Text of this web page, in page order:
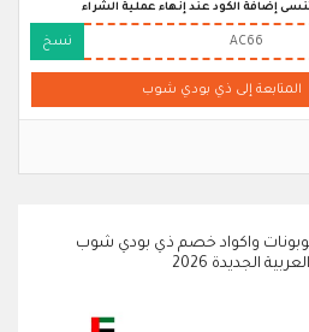
إضافة الكود عند إنهاء عملية الشراء
AC66 نسخ
المتابعة إلى ذي بودي شوب
واكواد خصم ذي بودي شوب
الجديدة 2026